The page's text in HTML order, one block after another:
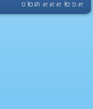
០២៣ ៩៩៩ ២១៩